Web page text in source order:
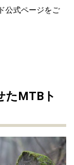
公式ページをご
たMTBト